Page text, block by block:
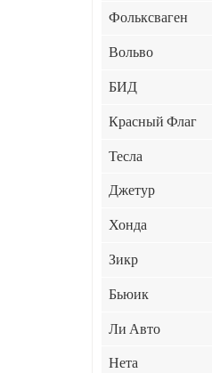
Фольксваген
Вольво
БИД
Красный Флаг
Тесла
Джетур
Хонда
Зикр
Бьюик
Ли Авто
Нета